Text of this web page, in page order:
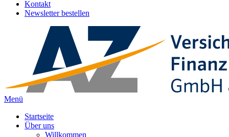
Kontakt
Newsletter bestellen
Menü
Startseite
Über uns
Willkommen